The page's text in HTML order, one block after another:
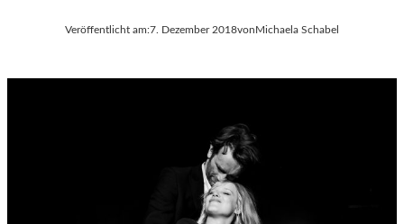
Veröffentlicht am:7. Dezember 2018vonMichaela Schabel